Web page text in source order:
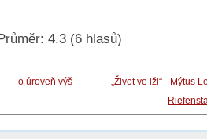
4.3 (6 hlasů)
o úroveň výš
„Život ve lži“ - Mýtus